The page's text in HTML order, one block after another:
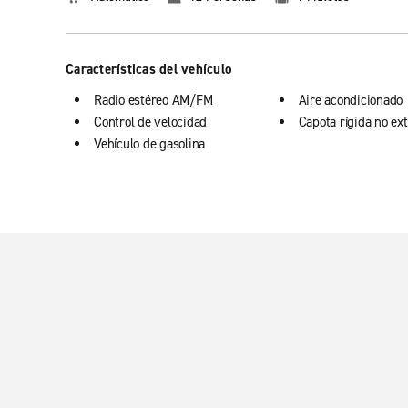
Características del vehículo
Radio estéreo AM/FM
Control de velocidad
Vehículo de gasolina
Aire acondicionado
Capota rígida no